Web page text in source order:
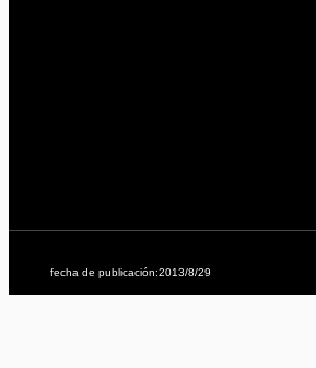
fecha de publicación:2013/8/29